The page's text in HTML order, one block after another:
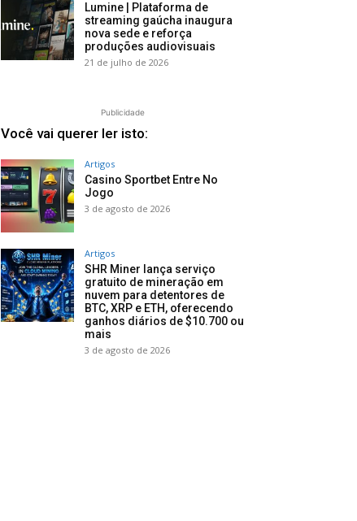
Lumine | Plataforma de
streaming gaúcha inaugura
nova sede e reforça
produções audiovisuais
21 de julho de 2026
Publicidade
Você vai querer ler isto:
Artigos
Casino Sportbet Entre No
Jogo
3 de agosto de 2026
Artigos
SHR Miner lança serviço
gratuito de mineração em
nuvem para detentores de
BTC, XRP e ETH, oferecendo
ganhos diários de $10.700 ou
mais
3 de agosto de 2026